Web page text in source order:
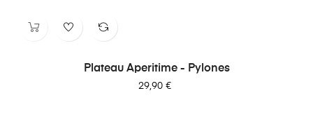
Plateau Aperitime - Pylones
Prix
29,90 €